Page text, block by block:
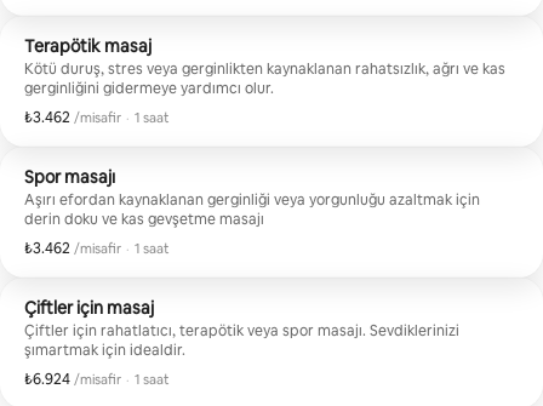
Terapötik masaj
Kötü duruş, stres veya gerginlikten kaynaklanan rahatsızlık, ağrı ve kas
gerginliğini gidermeye yardımcı olur.
₺3.462 /misafir
Misafir başına ₺3.462
, · 1 saat
Spor masajı
Aşırı efordan kaynaklanan gerginliği veya yorgunluğu azaltmak için
derin doku ve kas gevşetme masajı
₺3.462 /misafir
Misafir başına ₺3.462
, · 1 saat
Çiftler için masaj
Çiftler için rahatlatıcı, terapötik veya spor masajı. Sevdiklerinizi
şımartmak için idealdir.
₺6.924 /misafir
Misafir başına ₺6.924
, · 1 saat